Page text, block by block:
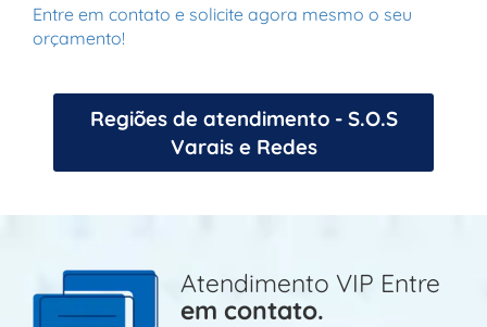
Entre em contato e solicite agora mesmo o seu
orçamento!
Regiões de atendimento - S.O.S
Varais e Redes
Atendimento VIP Entre
em contato.